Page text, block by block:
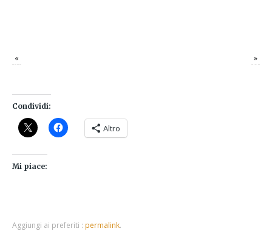
« »
Condividi:
Altro
Mi piace:
Aggiungi ai preferiti : permalink.